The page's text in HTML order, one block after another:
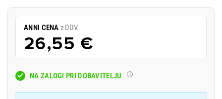
ANNI CENA z DDV
26,55 €
NA ZALOGI PRI DOBAVITELJU